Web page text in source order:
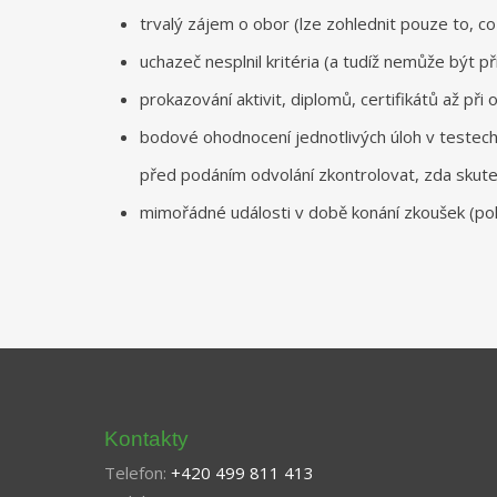
trvalý zájem o obor (lze zohlednit pouze to,
uchazeč nesplnil kritéria (a tudíž nemůže být
prokazování aktivit, diplomů, certifikátů až při
bodové ohodnocení jednotlivých úloh v
před podáním odvolání zkontrolovat, zda
mimořádné události v době konání zkoušek
Kontakty
Telefon: +420 499 811 413